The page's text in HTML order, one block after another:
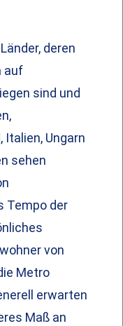
deren
auf
sind und
Italien, Ungarn
sehen
Tempo der
von
Metro
erwarten
Maß an